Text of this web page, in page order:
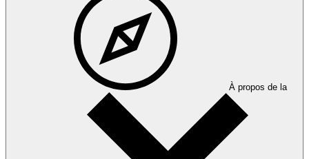
À propos de la